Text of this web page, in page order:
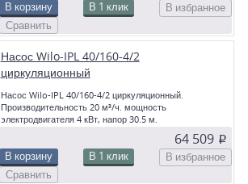
В корзину В 1 клик
В избранное
Сравнить
Насос Wilo-IPL 40/160-4/2
циркуляционный
Насос Wilo-IPL 40/160-4/2 циркуляционный.
Производительность 20 м³/ч. мощность
электродвигателя 4 кВт, напор 30.5 м.
64 509 p
В корзину В 1 клик
В избранное
Сравнить